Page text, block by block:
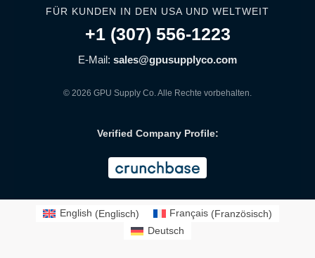
FÜR KUNDEN IN DEN USA UND WELTWEIT
+1 (307) 556-1223
E-Mail: sales@gpusupplyco.com
© 2026 GPU Supply Co. Alle Rechte vorbehalten.
Verified Company Profile:
English (Englisch) Français(Französisch)
Deutsch